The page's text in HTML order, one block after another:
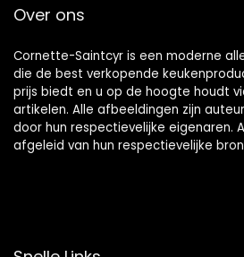
Over ons
Cornette-Saintcyr is een moderne
die de best verkopende
prijs biedt en u op de hoogte houdt
artikelen. Alle afbeeldingen zijn
door hun respectievelijke eigenaren.
afgeleid van hun respectievelijke